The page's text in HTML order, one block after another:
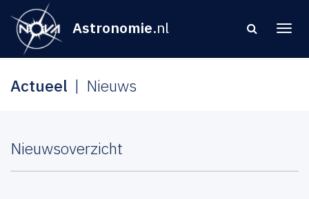
Astronomie.nl
Actueel Nieuws
Nieuwsoverzicht